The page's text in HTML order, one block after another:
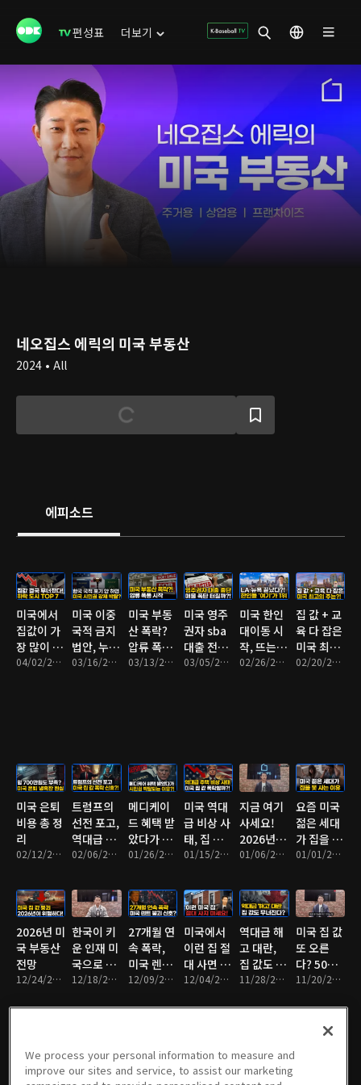
편성표 더보기
네오집스 에릭의 미국 부동산
2024 • All
에피소드
미국에서
집값이 가
장 많이 폭
락한 지역
04/02/2026 • 9분
미국 이중
국적 금지
법안, 누가
위험할까?
03/16/2026 • 8분
미국 부동
산 폭락?
압류 폭풍
시작
03/13/2026 • 9분
미국 영주
권자 sba
대출 전면
제외,
03/05/2026 • 9분
미국 한인
대이동 시
작, 뜨는
지역 TOP
02/26/2026 • 10분
집 값 + 교
육 다 잡은
미국 최고
의 주는?02/20/2026 • 13분
미국 은퇴
비용 총 정
리
02/12/2026 • 10분
트럼프의
선전 포고,
역대급 금
리 인하 지
02/06/2026 • 9분
메디케이
드 혜택 받
았다가 시
민권 박탈
유?
01/26/2026 • 10분
미국 역대
급 비상 사
태, 집 값
폭락한다?
01/15/2026 • 9분
지금 여기
사세요!
2026년 미
국에서 가
역
01/06/2026 • 9분
요즘 미국
젊은 세대
가 집을 살
수 없는 이
01/01/2026 • 7분
2026년 미
국 부동산
전망
12/24/2025 • 10분
한국이 키
운 인재 미
국으로 간
다?
12/18/2025 • 9분
27개월 연
속 폭락,
미국 렌트
붕괴 신12/09/2025 • 8분
미국에서
이런 집 절
대 사면 안
됩니다 12/04/2025 • 10분
역대급 해
고 대란,
집 값도 무
너질까?11/28/2025 • 10분
미국 집 값
또 오른
다? 50년
모기지 함
11/20/2025 • 10분
요즘 미국
에서 인기
미국 압류
폭증, 미국
미국을 점
령한 초대
미국 새 집
이 30만 불
미국 이제
안간다?
We process your personal information to measure and
improve our sites and service, to assist our marketing